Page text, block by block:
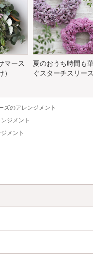
マース
夏のおうち時間も
ぐスターチスリー
ズのアレンジメント
ジメント
メント